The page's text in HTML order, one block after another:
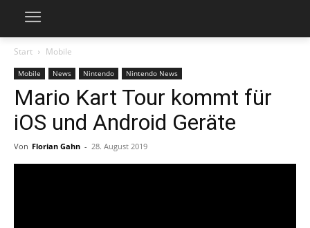
Start Mobile
Mobile News Nintendo Nintendo News
Mario Kart Tour kommt für
iOS und Android Geräte
Von Florian Gahn - 28. August 2019